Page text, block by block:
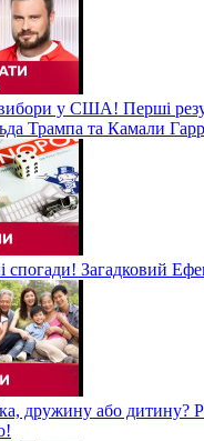
у США! Перші
Трампа та Камали
спогади! Загадковий
дружину або дитину?